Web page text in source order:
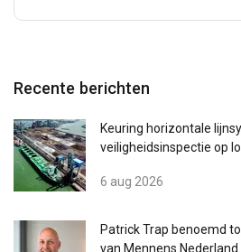
Recente berichten
Keuring horizontale
veiligheidsinspectie op
6 aug 2026
Patrick Trap benoemd
van Mennens Nederland
u aan hen heeft verstrekt of
verzameld door uw gebruik
Privacybeleid
Strikt
noodzakelijk
Functioneel